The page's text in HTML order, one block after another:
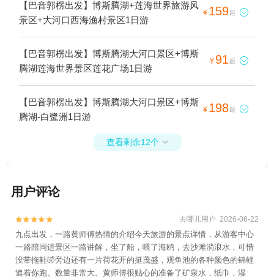
【巴音郭楞出发】博斯腾湖+莲海世界旅游风
景区+大河口西海渔村景区1日游
¥ 159起 
【巴音郭楞出发】博斯腾湖大河口景区+博斯
腾湖莲海世界景区莲花广场1日游
¥ 91 起 
【巴音郭楞出发】博斯腾湖大河口景区+博斯
腾湖-白鹭洲1日游
¥ 198起 
查看剩余12个 
用户评论

 去哪儿用户 2026-06-22
九点出发，一路黄师傅热情的介绍今天旅游的景点详情，从游客中心
一路陪同进景区一路讲解，坐了船，喂了海鸥，去沙滩淌浪水，可惜
没带拖鞋🤣旁边还有一片荷花开的挺茂盛，观鱼池的各种颜色的锦鲤
追着你跑。数量非常大。黄师傅很贴心的准备了矿泉水，纸巾，湿